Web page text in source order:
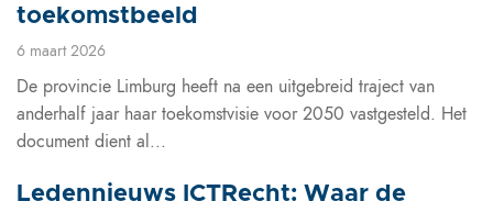
toekomstbeeld
6 maart 2026
De provincie Limburg heeft na een uitgebreid traject van
anderhalf jaar haar toekomstvisie voor 2050 vastgesteld. Het
document dient al...
Ledennieuws ICTRecht: Waar de